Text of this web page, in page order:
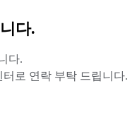
다.
다.
터로 연락 부탁 드립니다.